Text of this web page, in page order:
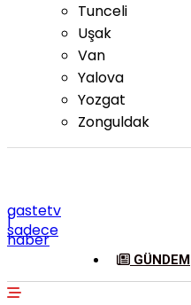
Tunceli
Uşak
Van
Yalova
Yozgat
Zonguldak
gastetv
|
sadece
haber
GÜNDEM